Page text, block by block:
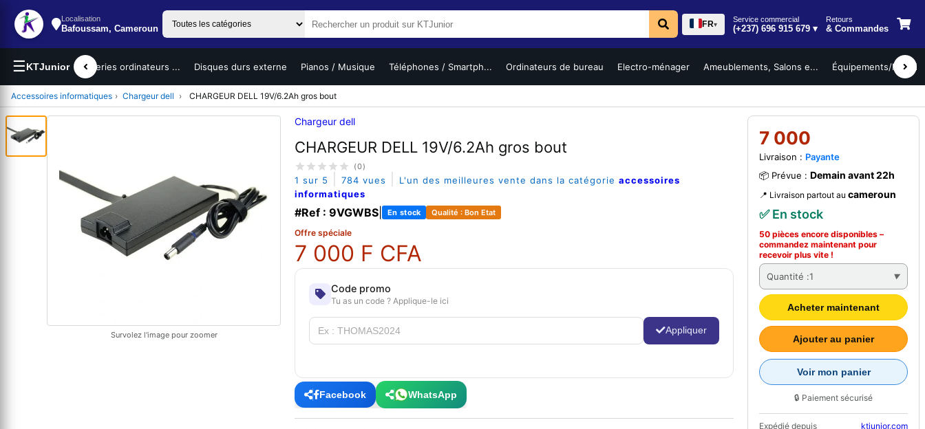
Localisation
Bafoussam, Cameroun FR▾
Service commercial
(+237) 696 915 679 ▾
Retours
& Commandes
☰KTJunior
portables Batteries ordinateurs ... Disques durs externe Pianos / Musique Téléphones / Smartph... Ordinateurs de bureau Electro-ménager Ameublements, Salons e... Équipements/
Accessoires informatiques › Chargeur dell › CHARGEUR DELL 19V/6.2Ah gros bout
Survolez l'image pour zoomer
Chargeur dell
CHARGEUR DELL 19V/6.2Ah gros bout
(0)
1 sur 5 784 vues L'un des meilleures vente dans la catégorie accessoires
informatiques
#Ref : 9VGWBS En stock Qualité : Bon Etat
Offre spéciale
7 000 F CFA
Code promo
Tu as un code ? Applique-le ici
Appliquer
Facebook WhatsApp
7 000
Livraison : Payante
📦 Prévue : Demain avant 22h
📍 Livraison partout au cameroun
✅ En stock
50 pièces encore disponibles –
commandez maintenant pour
recevoir plus vite !
Quantité :1
Acheter maintenant
Ajouter au panier
Voir mon panier
🔒 Paiement sécurisé
Expédié depuis
ktjunior.com